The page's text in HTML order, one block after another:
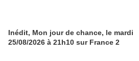
Inédit, Mon jour de chance, le mardi
25/08/2026 à 21h10 sur France 2